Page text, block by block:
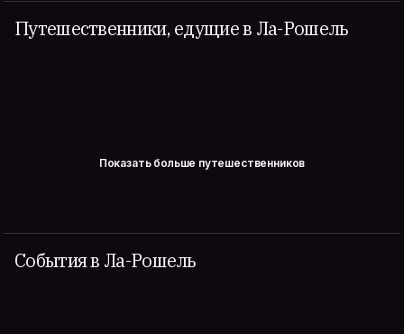
Путешественники, едущие в Ла-Рошель
Показать больше путешественников
События в Ла-Рошель